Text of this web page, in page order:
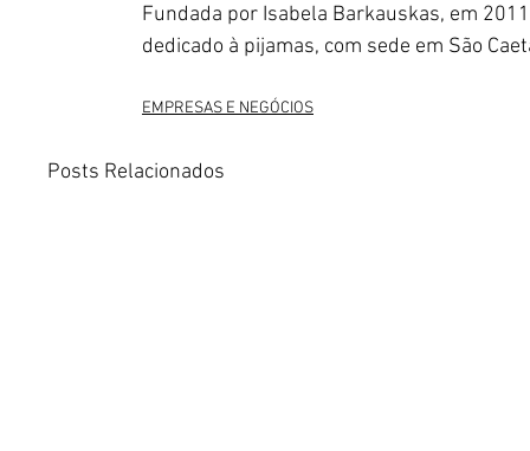
Fundada por Isabela Barkauskas, em
dedicado à pijamas, com sede em São
EMPRESAS E NEGÓCIOS
Posts Relacionados